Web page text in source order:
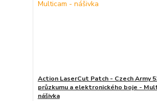
Action LaserCut Patch - Czech Army
průzkumu a elektronického boje -
nášivka